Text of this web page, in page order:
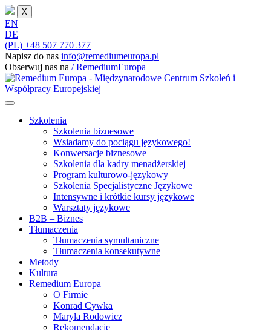
X
EN
DE
(PL) +48 507 770 377
Napisz do nas info@remediumeuropa.pl
Obserwuj nas na / RemediumEuropa
Szkolenia
Szkolenia biznesowe
Wsiadamy do pociągu językowego!
Konwersacje biznesowe
Szkolenia dla kadry menadżerskiej
Program kulturowo-językowy
Szkolenia Specjalistyczne Językowe
Intensywne i krótkie kursy językowe
Warsztaty językowe
B2B – Biznes
Tłumaczenia
Tłumaczenia symultaniczne
Tłumaczenia konsekutywne
Metody
Kultura
Remedium Europa
O Firmie
Konrad Cywka
Maryla Rodowicz
Rekomendacje